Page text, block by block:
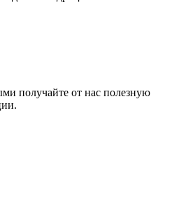
получайте от нас полезную